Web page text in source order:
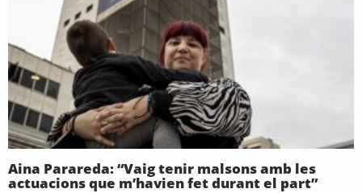
Aina Parareda: “Vaig tenir malsons amb les
actuacions que m’havien fet durant el part”